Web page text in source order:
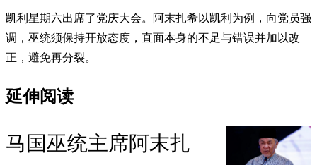
凯利星期六出席了党庆大会。阿末扎希以凯利为例，向党员强
调，巫统须保持开放态度，直面本身的不足与错误并加以改
正，避免再分裂。
延伸阅读
马国巫统主席阿末扎